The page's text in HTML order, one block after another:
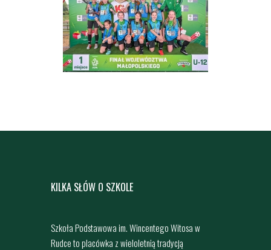
KILKA SŁÓW O SZKOLE
Szkoła Podstawowa im. Wincentego Witosa w
Rudce to placówka z wieloletnią tradycją